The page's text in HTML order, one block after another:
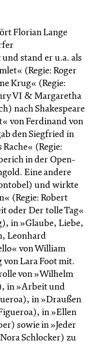
Florian Lange
stand er u.a. als
(Regie: Roger
Krug« (Regie:
VI & Margaretha
nach Shakespeare
von Ferdinand von
den Siegfried in
(Regie:
in der Open-
Eine andere
und wirkte
(Regie: Robert
oder Der tolle Tag«
in »Glaube, Liebe,
Leonhard
von William
von Lara Foot mit.
von »Wilhelm
in »Arbeit und
in »Draußen
in »Ellen
sowie in »Jeder
Schlocker) zu